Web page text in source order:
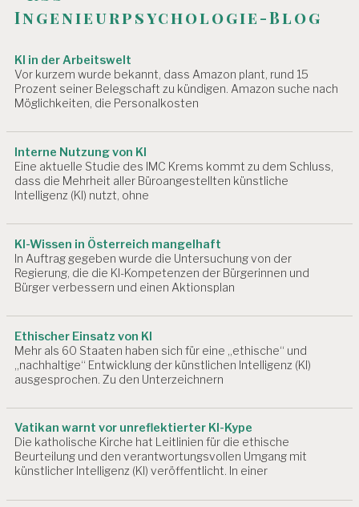
Ingenieurpsychologie-Blog
KI in der Arbeitswelt
Vor kurzem wurde bekannt, dass Amazon plant, rund 15
Prozent seiner Belegschaft zu kündigen. Amazon suche nach
Möglichkeiten, die Personalkosten
Interne Nutzung von KI
Eine aktuelle Studie des IMC Krems kommt zu dem Schluss,
dass die Mehrheit aller Büroangestellten künstliche
Intelligenz (KI) nutzt, ohne
KI-Wissen in Österreich mangelhaft
In Auftrag gegeben wurde die Untersuchung von der
Regierung, die die KI-Kompetenzen der Bürgerinnen und
Bürger verbessern und einen Aktionsplan
Ethischer Einsatz von KI
Mehr als 60 Staaten haben sich für eine „ethische“ und
„nachhaltige“ Entwicklung der künstlichen Intelligenz (KI)
ausgesprochen. Zu den Unterzeichnern
Vatikan warnt vor unreflektierter KI-Kype
Die katholische Kirche hat Leitlinien für die ethische
Beurteilung und den verantwortungsvollen Umgang mit
künstlicher Intelligenz (KI) veröffentlicht. In einer